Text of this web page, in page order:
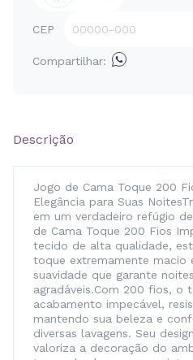
CEP
Compartilhar:
Descrição
Jogo de Cama Toque 200
Elegância para Suas
em um verdadeiro refúgio
de Cama Toque 200 Fios
tecido de alta qualidade,
toque extremamente macio
suavidade que garante
agradáveis.Com 200 fios, o
acabamento impecável,
mantendo sua beleza e
diversas lavagens. Seu
valoriza a decoração do